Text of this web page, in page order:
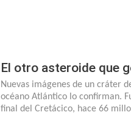
El otro asteroide que
Nuevas imágenes de un cráter
océano Atlántico lo confirman.
final del Cretácico, hace 66